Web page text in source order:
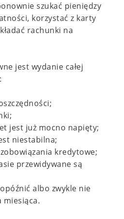
szukać pieniędzy
korzystać z karty
rachunki na
jest wydanie całej
jest już mocno napięty;
niestabilna;
kredytowe;
przewidywane są
albo zwykle nie
miesiąca.